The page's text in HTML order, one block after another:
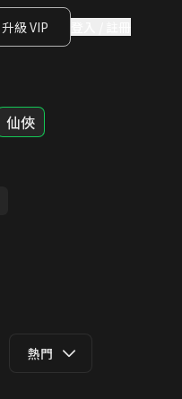
升級 VIP
仙俠
熱門